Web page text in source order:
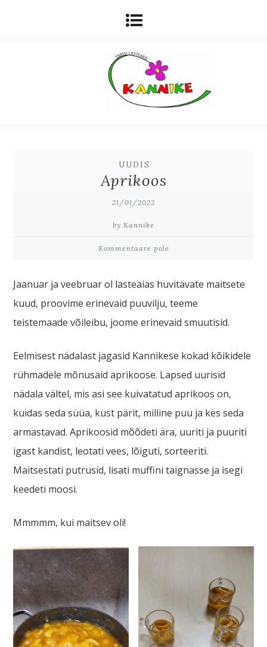
UUDIS
Aprikoos
21/01/2022
by Kannike
Kommentaare pole
Jaanuar ja veebruar ol lasteaias huvitavate maitsete
kuud, proovime erinevaid puuvilju, teeme
teistemaade võileibu, joome erinevaid smuutisid.
Eelmisest nädalast jagasid Kannikese kokad kõikidele
rühmadele mõnusaid aprikoose. Lapsed uurisid
nädala vältel, mis asi see kuivatatud aprikoos on,
kuidas seda süüa, kust pärit, milline puu ja kes seda
armastavad. Aprikoosid mõõdeti ära, uuriti ja puuriti
igast kandist, leotati vees, lõiguti, sorteeriti.
Maitsestati putrusid, lisati muffini taignasse ja isegi
keedeti moosi.
Mmmmm, kui maitsev oli!